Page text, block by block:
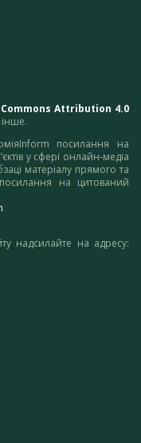
Attribution 4.0
посилання на
у сфері онлайн-медіа
матеріалу прямого та
на цитований
надсилайте на адресу: